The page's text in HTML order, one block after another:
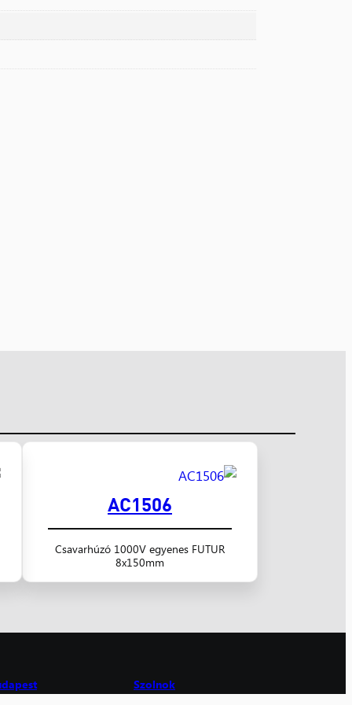
AC1506
Csavarhúzó 1000V egyenes FUTUR
8x150mm
Szolnok